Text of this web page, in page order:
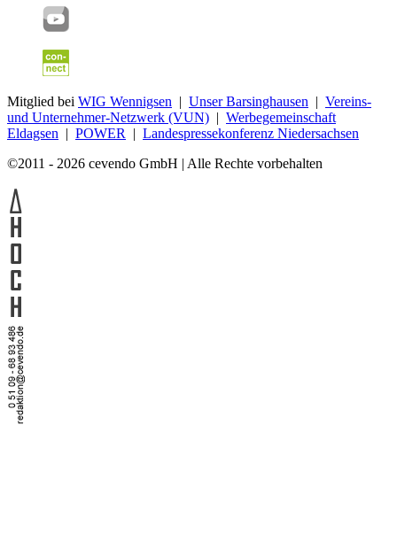
Mitglied bei WIG Wennigsen | Unser Barsinghausen | Vereins-
und Unternehmer-Netzwerk (VUN) | Werbegemeinschaft
Eldagsen | POWER | Landespressekonferenz Niedersachsen
©2011 - 2026 cevendo GmbH | Alle Rechte vorbehalten